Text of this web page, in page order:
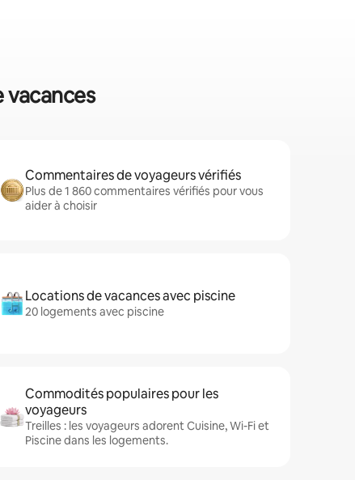
vacances
Commentaires de voyageurs vérifiés
Plus de 1 860 commentaires vérifiés pour vous
aider à choisir
Locations de vacances avec piscine
20 logements avec piscine
Commodités populaires pour les
voyageurs
Treilles : les voyageurs adorent Cuisine, Wi-Fi et
Piscine dans les logements.